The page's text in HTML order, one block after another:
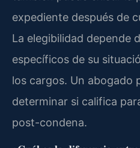
expediente después de
La elegibilidad depende
específicos de su
los cargos. Un abogado
determinar si califica
post-condena.